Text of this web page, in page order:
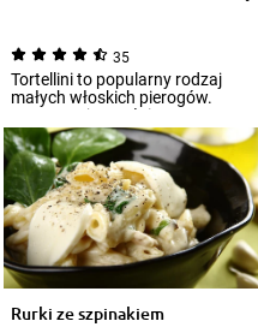
35
Tortellini to popularny rodzaj
małych włoskich pierogów.
Zazwyczaj wypełnione są
farszem mięsnym...
Rurki ze szpinakiem